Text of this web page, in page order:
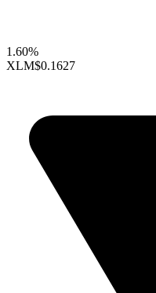
1.60%
XLM$0.1627